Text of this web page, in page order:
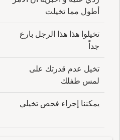
أطول مما تخيلت
تخيلوا هذا هذا الرجل بارع
جداً
تخيل عدم قدرتك على
لمس طفلك
يمكننا إجراء فحص تخيلي